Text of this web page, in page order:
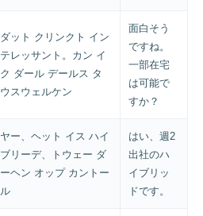
ダット クリンクト イン
テレッサント。カン イ
ク ダール デールス タ
ウスウェルケン
面白そう
ですね。
一部在宅
は可能で
すか？
ヤー、ヘット イス ハイ
ブリーデ、トウェー ダ
ーヘン オップ カントー
ル
はい、週2
出社のハ
イブリッ
ドです。